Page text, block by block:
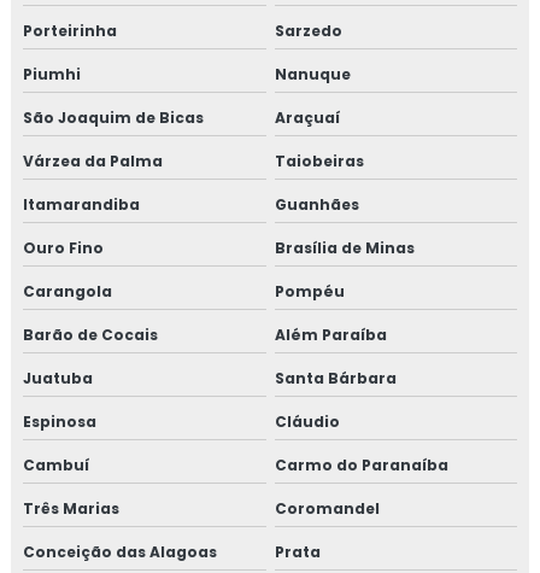
Porteirinha Sarzedo
Piumhi Nanuque
São Joaquim de Bicas Araçuaí
Várzea da Palma Taiobeiras
Itamarandiba Guanhães
Ouro Fino Brasília de Minas
Carangola Pompéu
Barão de Cocais Além Paraíba
Juatuba Santa Bárbara
Espinosa Cláudio
Cambuí Carmo do Paranaíba
Três Marias Coromandel
Conceição das Alagoas Prata